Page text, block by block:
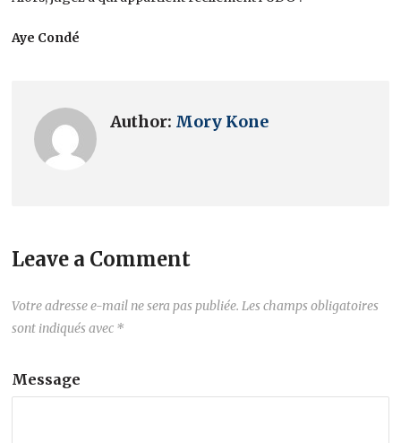
Aye Condé
Author: Mory Kone
Leave a Comment
Votre adresse e-mail ne sera pas publiée. Les champs obligatoires
sont indiqués avec *
Message